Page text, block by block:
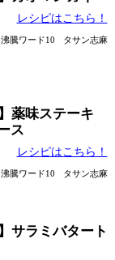
レシピはこちら！
沸騰ワード10 タサン志麻
薬味ステーキ
ス
レシピはこちら！
沸騰ワード10 タサン志麻
サラミバタート